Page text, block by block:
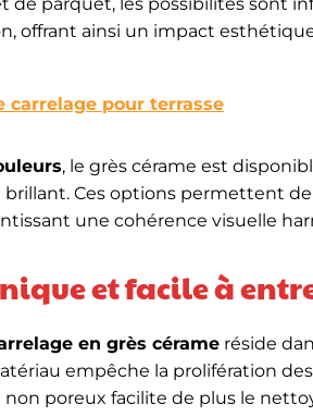
offrant ainsi un impact
carrelage pour terrasse
, le grès cérame est
Ces options permettent
une cohérence visuelle
et facile à
en grès cérame réside
empêche la prolifération
non poreux facilite de plus le